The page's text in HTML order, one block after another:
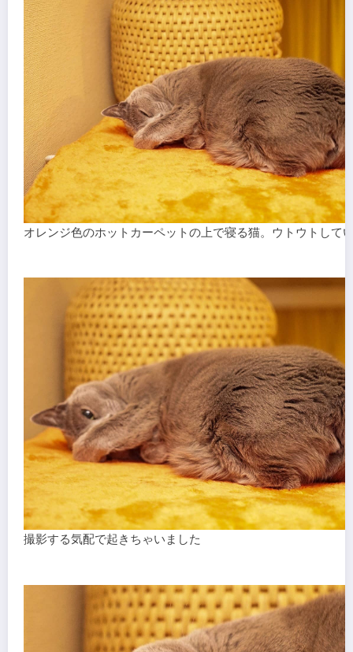
オレンジ色のホットカーペットの上で寝る猫。ウトウトして
撮影する気配で起きちゃいました